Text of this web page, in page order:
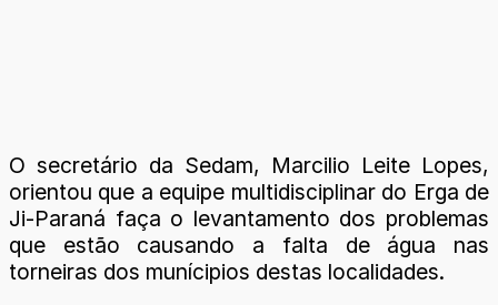
O secretário da Sedam, Marcilio Leite Lopes,
orientou que a equipe multidisciplinar do Erga de
Ji-Paraná faça o levantamento dos problemas
que estão causando a falta de água nas
torneiras dos munícipios destas localidades.